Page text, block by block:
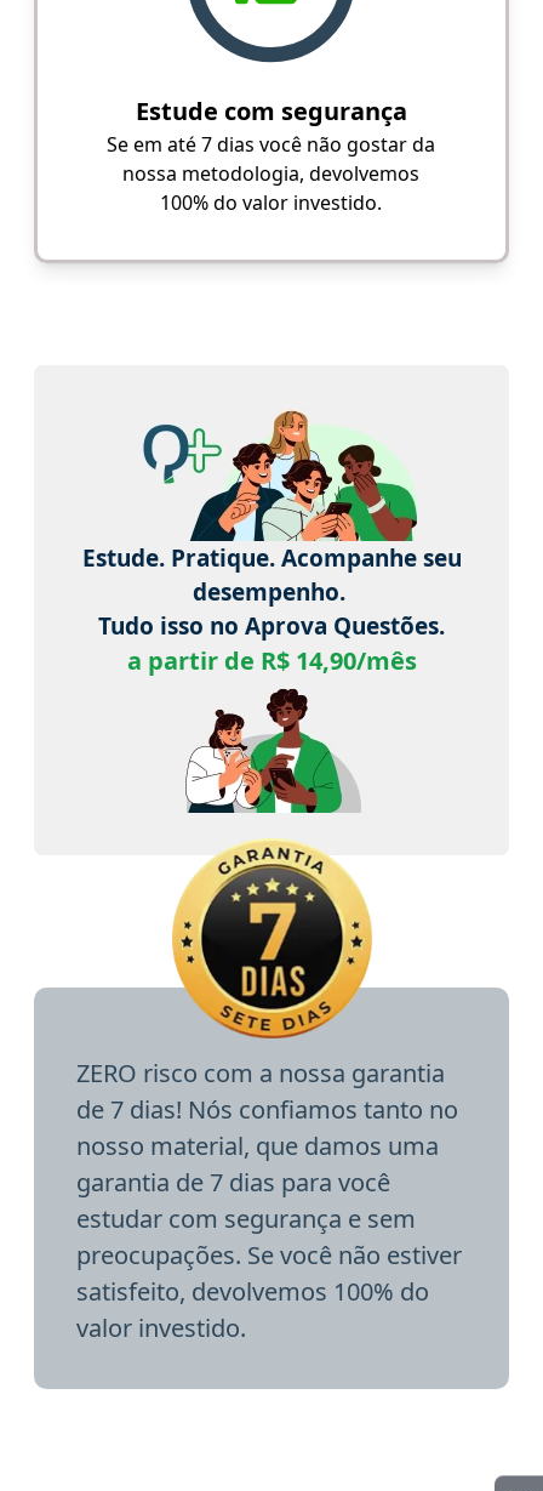
Estude com segurança
Se em até 7 dias você não gostar da
nossa metodologia, devolvemos
100% do valor investido.
Estude. Pratique. Acompanhe seu
desempenho.
Tudo isso no Aprova Questões.
a partir de R$ 14,90/mês
ZERO risco com a nossa garantia
de 7 dias! Nós confiamos tanto no
nosso material, que damos uma
garantia de 7 dias para você
estudar com segurança e sem
preocupações. Se você não estiver
satisfeito, devolvemos 100% do
valor investido.